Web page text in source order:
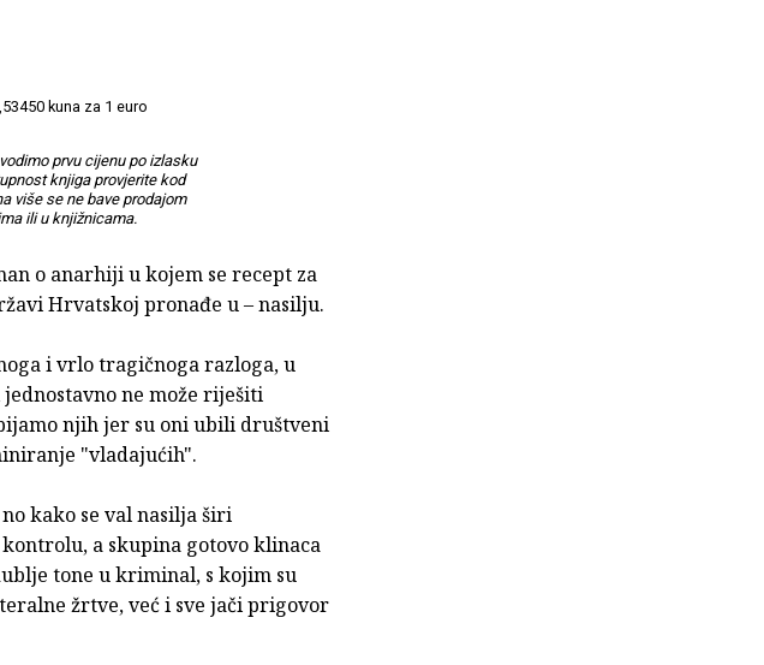
kuna za 1 euro
prvu cijenu po izlasku
knjiga provjerite kod
više se ne bave prodajom
ili u knjižnicama.
o anarhiji u kojem se recept za
Hrvatskoj pronađe u – nasilju.
i vrlo tragičnoga razloga, u
ne može riješiti
njih jer su oni ubili društveni
"vladajućih".
kako se val nasilja širi
a skupina gotovo klinaca
tone u kriminal, s kojim su
žrtve, već i sve jači prigovor